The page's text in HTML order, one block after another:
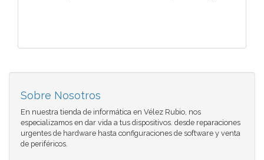
Sobre Nosotros
En nuestra tienda de informática en Vélez Rubio, nos
especializamos en dar vida a tus dispositivos. desde reparaciones
urgentes de hardware hasta configuraciones de software y venta
de periféricos.